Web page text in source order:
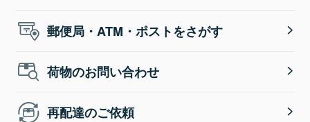
郵便局・ATM・ポストをさがす
荷物のお問い合わせ
再配達のご依頼